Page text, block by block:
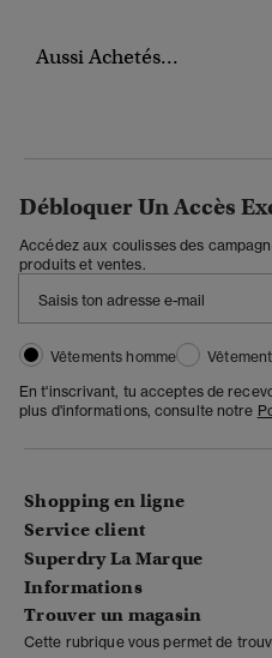
Aussi Achetés...
Débloquer Un Accès
Accédez aux coulisses des
produits et ventes.
Vêtements homme
En t'inscrivant, tu acceptes de
plus d'informations, consulte notre
Shopping en ligne
Service client
Superdry La Marque
Informations
Trouver un magasin
Cette rubrique vous permet de